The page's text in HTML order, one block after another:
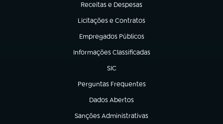
Receitas e Despesas
(abre em nova aba)
Licitações e Contratos
(abre em nova aba)
Empregados Públicos
(abre em nova aba)
Informações Classificadas
(abre em nova aba)
SIC
(abre em nova aba)
Perguntas Frequentes
(abre em nova aba)
Dados Abertos
(abre em nova aba)
Sanções Administrativas
(abre em nova aba)